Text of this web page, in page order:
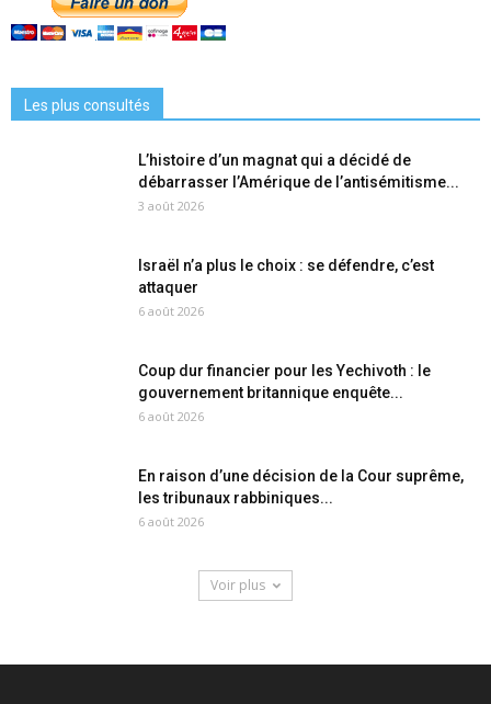
Les plus consultés
L’histoire d’un magnat qui a décidé de
débarrasser l’Amérique de l’antisémitisme...
3 août 2026
Israël n’a plus le choix : se défendre, c’est
attaquer
6 août 2026
Coup dur financier pour les Yechivoth : le
gouvernement britannique enquête...
6 août 2026
En raison d’une décision de la Cour suprême,
les tribunaux rabbiniques...
6 août 2026
Voir plus